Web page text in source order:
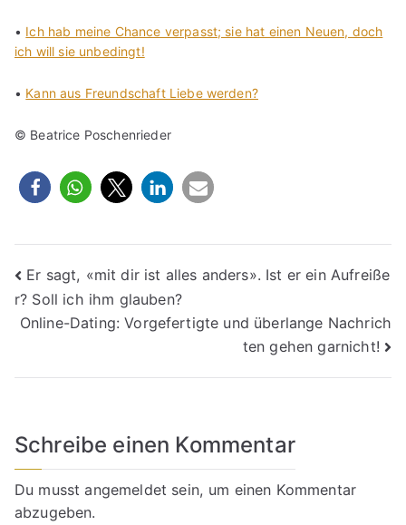
• Ich hab meine Chance verpasst; sie hat einen Neuen, doch
ich will sie unbedingt!
• Kann aus Freundschaft Liebe werden?
© Beatrice Poschenrieder
Beitragsnavigation
Er sagt, «mit dir ist alles anders». Ist er ein Aufreiße
r? Soll ich ihm glauben?
Online-Dating: Vorgefertigte und überlange Nachrich
ten gehen garnicht!
Schreibe einen Kommentar
Du musstangemeldet sein, um einen Kommentar
abzugeben.